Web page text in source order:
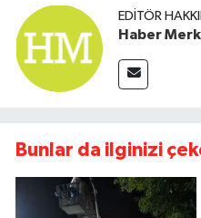
EDITÖR
Haber
Bunlar da ilginizi